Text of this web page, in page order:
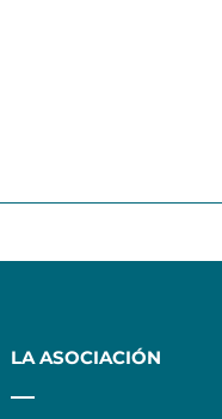
LA ASOCIACIÓN